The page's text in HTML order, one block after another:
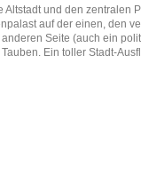
Altstadt und den zentralen
auf der einen, den
Seite (auch ein
Ein toller Stadt-